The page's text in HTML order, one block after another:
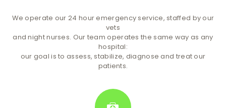
We operate our 24 hour emergency service, staffed by our
vets
and night nurses. Our team operates the same way as any
hospital:
our goal is to assess, stabilize, diagnose and treat our
patients.